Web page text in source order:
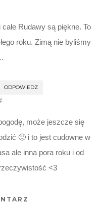
Rudawy są piękne. To
roku. Zimą nie byliśmy
ODPOWIEDZ
może jeszcze się
🙂 i to jest cudowne w
ale inna pora roku i od
<3